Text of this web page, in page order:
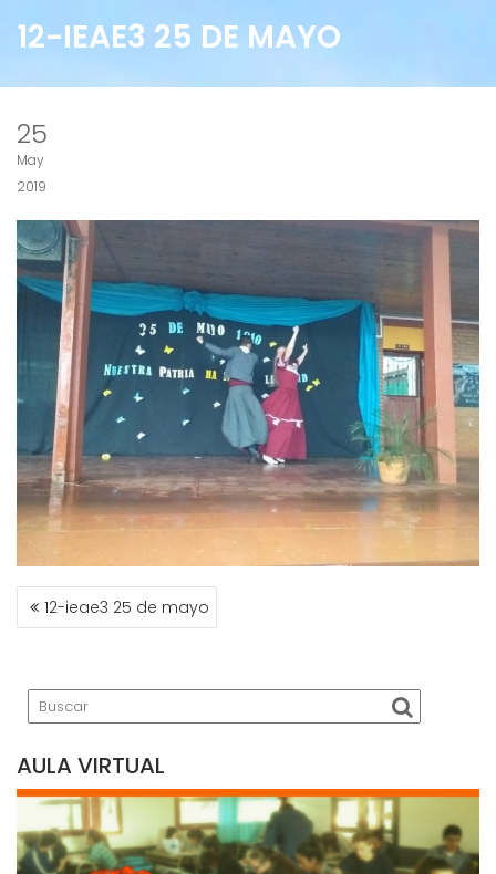
12-IEAE3 25 DE MAYO
25
May
2019
NAVEGACIÓN
DE12-ieae3 25 de mayo
AULA VIRTUAL